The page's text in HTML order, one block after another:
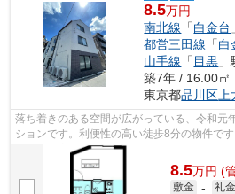
8.5万円
南北線 「白金台
都営三田線 「白
山手線 「 目黒
築7年 / 16.00㎡
東京都品川区上
落ち着きのある空間が広がっている、令和元
ションです。利便性の高い徒歩8分の物件で
動範囲も広がります。品川区エリアに...
8.5万円 (
敷金 - 礼金